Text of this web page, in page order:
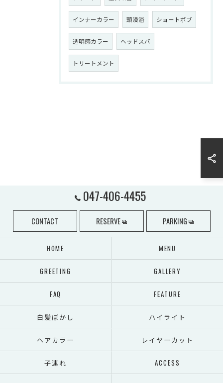
インナーカラー 頭浸浴 ショートボブ
透明感カラー ヘッドスパ
トリートメント
047-406-4455
CONTACT RESERVE PARKING
HOME MENU
GREETING GALLERY
FAQ FEATURE
白髪ぼかし ハイライト
ヘアカラー レイヤーカット
子連れ ACCESS